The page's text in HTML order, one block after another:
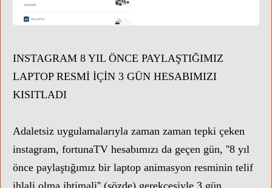
INSTAGRAM 8 YIL ÖNCE PAYLAŞTIĞIMIZ
LAPTOP RESMİ İÇİN 3 GÜN HESABIMIZI
KISITLADI
Adaletsiz uygulamalarıyla zaman zaman tepki çeken
instagram, fortunaTV hesabımızı da geçen gün, ''8 yıl
önce paylaştığımız bir laptop animasyon resminin telif
ihlali olma ihtimali'' (sözde) gerekçesiyle 3 gün